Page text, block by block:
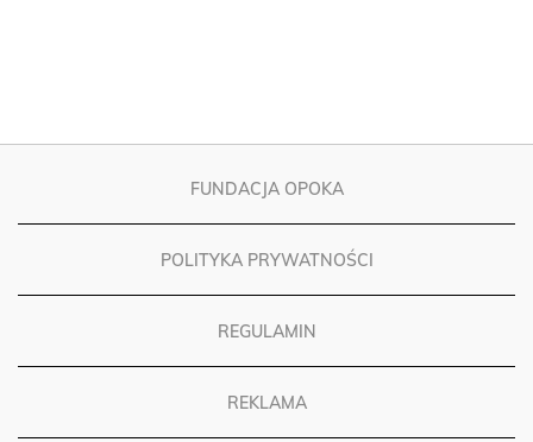
FUNDACJA OPOKA
POLITYKA PRYWATNOŚCI
REGULAMIN
REKLAMA